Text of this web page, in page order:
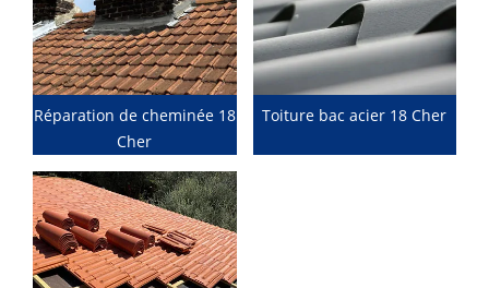
Réparation de cheminée 18
Cher
Toiture bac acier 18 Cher